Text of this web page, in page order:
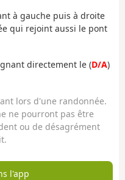
à gauche puis à droite
qui rejoint aussi le pont
directement le (D/A)
lors d'une randonnée.
ne pourront pas être
ou de désagrément
l'app